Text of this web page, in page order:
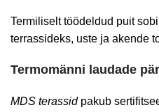
Termiliselt töödeldud puit
terrassideks, uste ja akende
Termomänni laudade
MDS terassidpakub